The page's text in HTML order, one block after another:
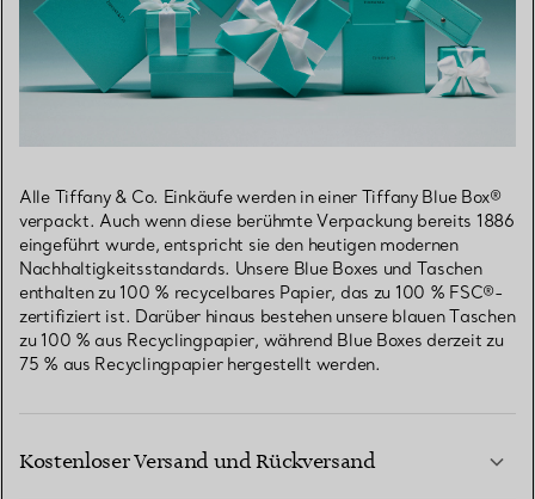
Alle Tiffany & Co. Einkäufe werden in einer Tiffany Blue Box®
verpackt. Auch wenn diese berühmte Verpackung bereits 1886
eingeführt wurde, entspricht sie den heutigen modernen
Nachhaltigkeitsstandards. Unsere Blue Boxes und Taschen
enthalten zu 100 % recycelbares Papier, das zu 100 % FSC®-
zertifiziert ist. Darüber hinaus bestehen unsere blauen Taschen
zu 100 % aus Recyclingpapier, während Blue Boxes derzeit zu
75 % aus Recyclingpapier hergestellt werden.
Kostenloser Versand und Rückversand